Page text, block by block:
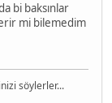
bi baksınlar
mi bilemedim
söylerler...